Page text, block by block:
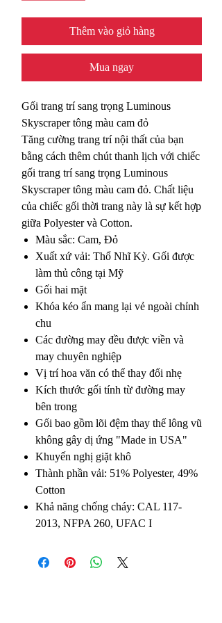
Thêm vào giỏ hàng
Mua ngay
Gối trang trí sang trọng Luminous
Skyscraper tông màu cam đỏ
Tăng cường trang trí nội thất của bạn
bằng cách thêm chút thanh lịch với chiếc
gối trang trí sang trọng Luminous
Skyscraper tông màu cam đỏ. Chất liệu
của chiếc gối thời trang này là sự kết hợp
giữa Polyester và Cotton.
Màu sắc: Cam, Đỏ
Xuất xứ vải: Thổ Nhĩ Kỳ. Gối được
làm thủ công tại Mỹ
Gối hai mặt
Khóa kéo ẩn mang lại vẻ ngoài chỉnh
chu
Các đường may đều được viền và
may chuyên nghiệp
Vị trí hoa văn có thể thay đổi nhẹ
Kích thước gối tính từ đường may
bên trong
Gối bao gồm lõi đệm thay thế lông vũ
không gây dị ứng "Made in USA"
Khuyến nghị giặt khô
Thành phần vải: 51% Polyester, 49%
Cotton
Khả năng chống cháy: CAL 117-
2013, NFPA 260, UFAC I